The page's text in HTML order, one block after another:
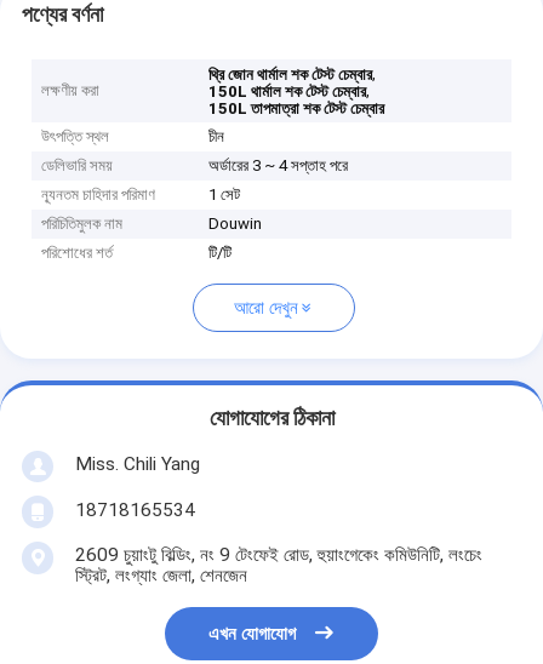
পণ্যের বর্ণনা
লক্ষণীয় করা
থ্রি জোন থার্মাল শক টেস্ট চেম্বার,
150L থার্মাল শক টেস্ট চেম্বার,
150L তাপমাত্রা শক টেস্ট চেম্বার
উৎপত্তি স্থল
চীন
ডেলিভারি সময়
অর্ডারের 3 ~ 4 সপ্তাহ পরে
ন্যূনতম চাহিদার পরিমাণ
1 সেট
পরিচিতিমুলক নাম
Douwin
পরিশোধের শর্ত
টি/টি
আরো দেখুন
যোগাযোগের ঠিকানা
Miss. Chili Yang
18718165534
2609 চুয়াংটু বিল্ডিং, নং 9 টেংফেই রোড, হুয়াংগেকেং কমিউনিটি, লংচেং
স্ট্রিট, লংগ্যাং জেলা, শেনজেন
এখন যোগাযোগ